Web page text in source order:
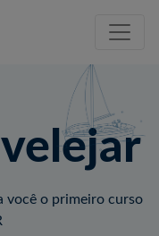
você o primeiro curso